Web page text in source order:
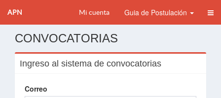
APN Mi cuenta Guia de Postulación
CONVOCATORIAS
Ingreso al sistema de convocatorias
Correo